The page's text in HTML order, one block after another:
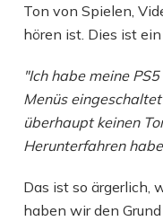
Ton von Spielen,
hören ist. Dies ist
"Ich habe meine
Menüs
überhaupt keinen
Herunterfahren
Das ist so ärgerlich,
haben wir den